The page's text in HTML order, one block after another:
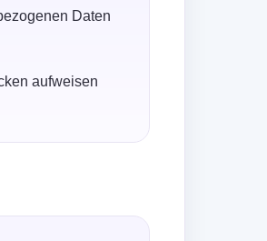
Daten
aufweisen